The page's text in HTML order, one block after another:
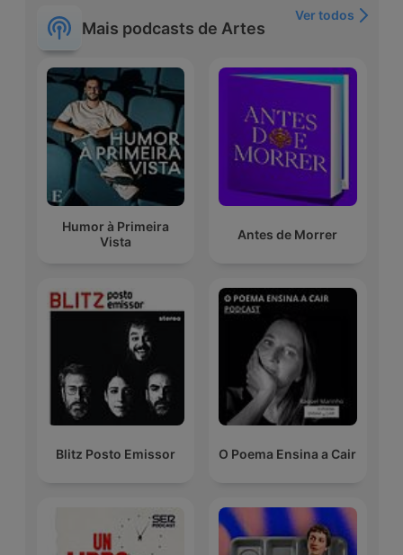
Mais podcasts de Artes
Ver todos
Humor à Primeira
Vista
Antes de Morrer
Blitz Posto Emissor O Poema Ensina a Cair